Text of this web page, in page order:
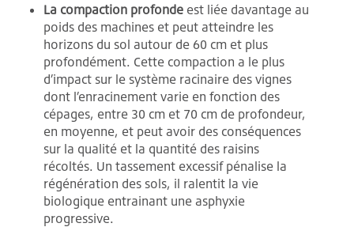
La compaction profonde est liée davantage au
poids des machines et peut atteindre les
horizons du sol autour de 60 cm et plus
profondément. Cette compaction a le plus
d’impact sur le système racinaire des vignes
dont l’enracinement varie en fonction des
cépages, entre 30 cm et 70 cm de profondeur,
en moyenne, et peut avoir des conséquences
sur la qualité et la quantité des raisins
récoltés. Un tassement excessif pénalise la
régénération des sols, il ralentit la vie
biologique entrainant une asphyxie
progressive.